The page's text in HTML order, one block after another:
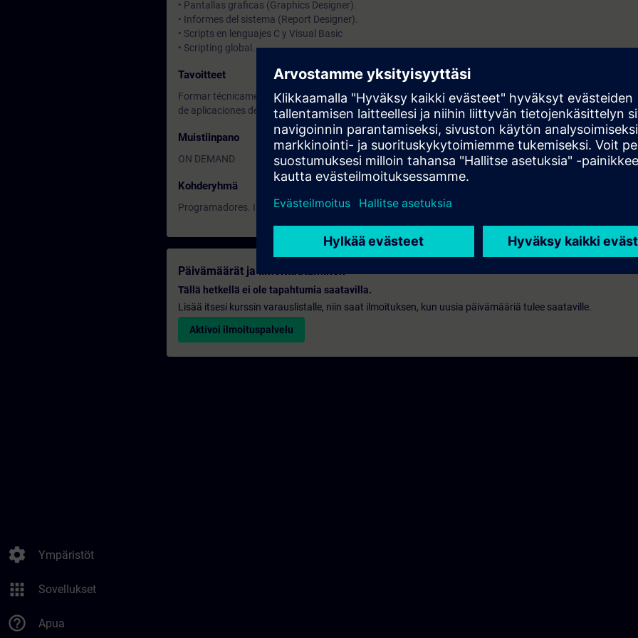
settings Ympäristöt
apps Sovellukset
help_outline Apua
• Pantallas graficas (Graphics Designer).
• Informes del sistema (Report Designer).
• Scripts en lenguajes C y Visual Basic
• Scripting global.
Tavoitteet
Formar técnicamente a los asistentes sobre el desarrollo básico del SCADA WinCC, diseño de imágenes y
de aplicaciones de supervisión y mando de procesos.
Muistiinpano
ON DEMAND
Kohderyhmä
Programadores. Ingenieros de puesta en marcha, Ingenieros de configuración. Personal de
Päivämäärät ja ilmoittautuminen
Tällä hetkellä ei ole tapahtumia saatavilla.
Lisää itsesi kurssin varauslistalle, niin saat ilmoituksen, kun uusia päivämääriä tulee saataville.
Aktivoi ilmoituspalvelu